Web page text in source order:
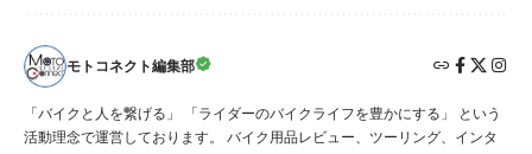
モトコネクト編集部
「バイクと人を繋げる」 「ライダーのバイクライフを豊かにする」 という
活動理念で運営しております。 バイク用品レビュー、ツーリング、インタ